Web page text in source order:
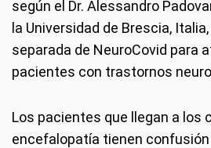
según el Dr. Alessandro
la Universidad de Brescia,
separada de NeuroCovid para
pacientes con trastornos
Los pacientes que llegan a los
encefalopatía tienen